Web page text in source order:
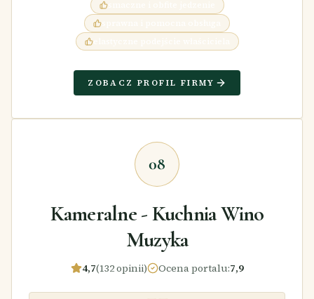
smaczne i obfite jedzenie
elastyczne podejście właściciela
ZOBACZ PROFIL FIRMY
08
Kameralne - Kuchnia Wino
Muzyka
4,7(132 opinii) Ocena portalu:7,9